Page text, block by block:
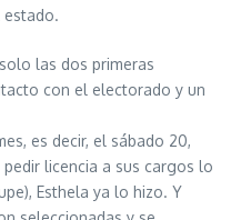
estado.
las dos primeras
con el electorado y un
es decir, el sábado 20,
licencia a sus cargos lo
Esthela ya lo hizo. Y